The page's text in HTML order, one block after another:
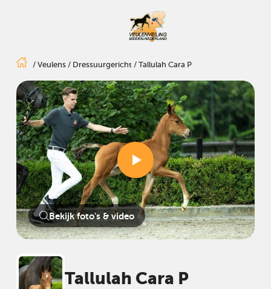
/ Veulens/ Dressuurgericht/ Tallulah Cara P
Bekijk foto's & video
Tallulah Cara P